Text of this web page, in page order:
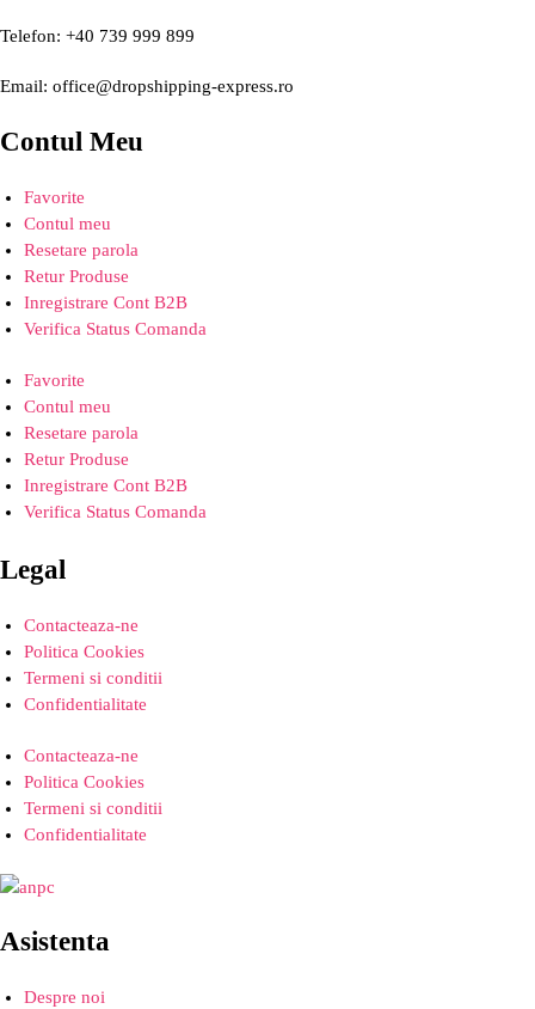
Telefon: +40 739 999 899
Email: office@dropshipping-express.ro
Contul Meu
Favorite
Contul meu
Resetare parola
Retur Produse
Inregistrare Cont B2B
Verifica Status Comanda
Favorite
Contul meu
Resetare parola
Retur Produse
Inregistrare Cont B2B
Verifica Status Comanda
Legal
Contacteaza-ne
Politica Cookies
Termeni si conditii
Confidentialitate
Contacteaza-ne
Politica Cookies
Termeni si conditii
Confidentialitate
Asistenta
Despre noi